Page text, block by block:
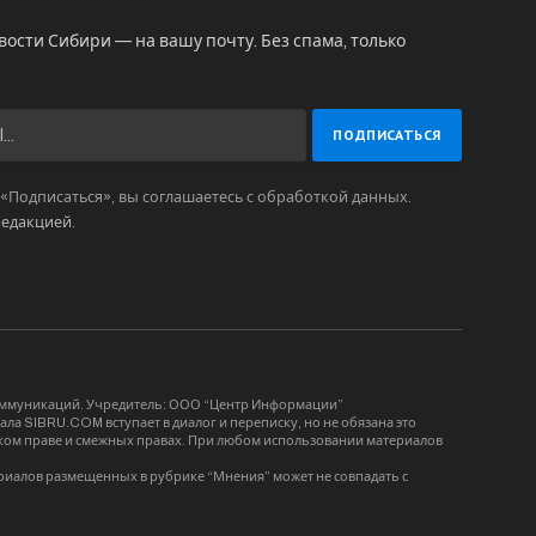
Сибири — на вашу почту. Без спама, только
вы соглашаетесь с обработкой данных.
.
Учредитель: ООО “Центр Информации”
SIBRU.COM вступает в диалог и переписку, но не обязана это
праве и смежных правах. При любом использовании материалов
размещенных в рубрике “Мнения” может не совпадать с